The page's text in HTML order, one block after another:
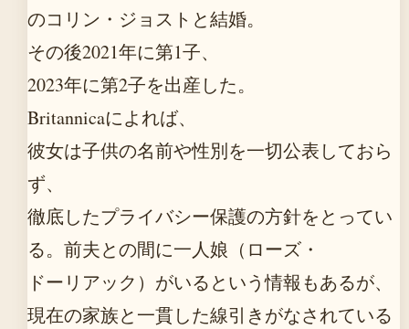
のコリン・ジョストと結婚。
その後2021年に第1子、
2023年に第2子を出産した。
Britannicaによれば、
彼女は子供の名前や性別を一切公表しておら
ず、
徹底したプライバシー保護の方針をとってい
る。前夫との間に一人娘（ローズ・
ドーリアック）がいるという情報もあるが、
現在の家族と一貫した線引きがなされている